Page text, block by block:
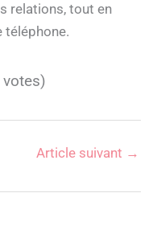
relations, tout en
téléphone.
Article suivant →